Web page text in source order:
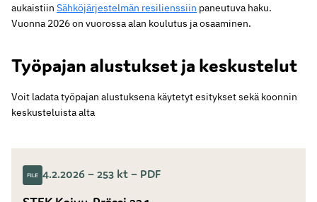
aukaistiin Sähköjärjestelmän resilienssiin paneutuva haku.
Vuonna 2026 on vuorossa alan koulutus ja osaaminen.
Työpajan alustukset ja keskustelut
Voit ladata työpajan alustuksena käytetyt esitykset sekä koonnin
keskusteluista alta
4.2.2026 – 253 kt – PDF